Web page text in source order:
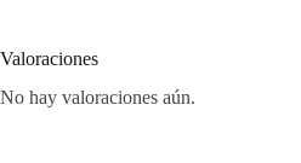
Valoraciones
No hay valoraciones aún.